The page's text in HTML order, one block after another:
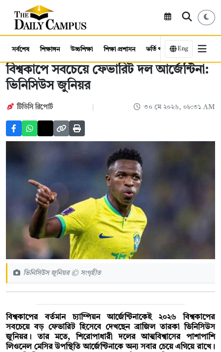
সর্বশেষ শিক্ষাঙ্গন উচ্চশিক্ষা শিক্ষা প্রশাসন ভর্তি পরীক্ষা কর্মসংস্থান
Eng
বিশ্বকাপে সবচেয়ে ফেভারিট দল আর্জেন্টিনা:
ভিনিসিউস জুনিয়র
টিডিসি রিপোর্ট ৩০ মে ২০২৬, ০৮:৩১ AM
ভিনিসিউস জুনিয়র © সংগৃহীত
বিশ্বকাপের বর্তমান চ্যাম্পিয়ন আর্জেন্টিনাকেই ২০২৬ বিশ্বকাপের
সবচেয়ে বড় ফেভারিট হিসেবে দেখছেন ব্রাজিল তারকা ভিনিসিউস
জুনিয়র। তার মতে, শিরোপাধারী দলের আত্মবিশ্বাসের পাশাপাশি
লিওনেল মেসির উপস্থিতি আর্জেন্টিনাকে অন্য সবার চেয়ে এগিয়ে রাখে।